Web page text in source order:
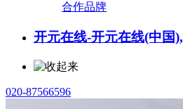
合作品牌
开元在线-开元在线(中国),
020-87566596